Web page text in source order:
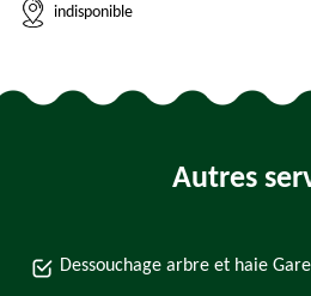
indisponible
Autres
Dessouchage arbre et haie